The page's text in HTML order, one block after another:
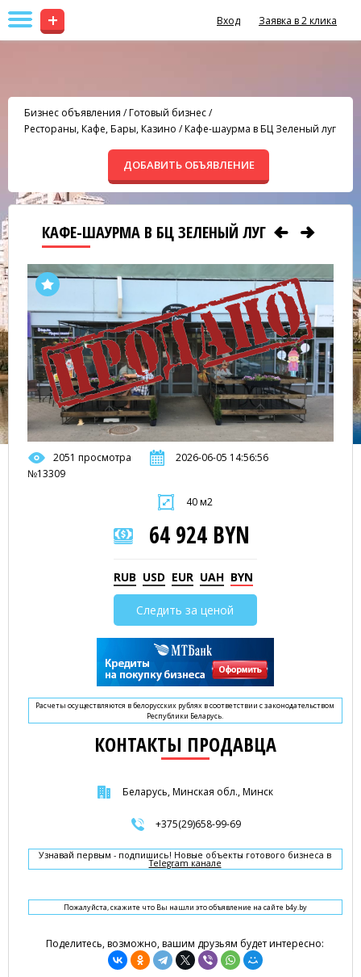
+ Вход Заявка в 2 клика
Бизнес объявления /Готовый бизнес/
Рестораны, Кафе, Бары, Казино /Кафе-шаурма в БЦ Зеленый луг
ДОБАВИТЬ ОБЪЯВЛЕНИЕ
КАФЕ-ШАУРМА В БЦ ЗЕЛЕНЫЙ ЛУГ
2051 просмотра
2026-06-05 14:56:56
№13309
40 м2
64 924 BYN
RUB USD EUR UAH BYN
Следить за ценой
Расчеты осуществляются в белорусских рублях в соответствии с законодательством
Республики Беларусь.
КОНТАКТЫ ПРОДАВЦА
Беларусь, Минская обл., Минск
+375(29)658-99-69
Узнавай первым - подпишись! Новые объекты готового бизнеса в
Telegram канале
Пожалуйста, скажите что Вы нашли это объявление на сайте b4y.by
Поделитесь, возможно, вашим друзьям будет интересно: